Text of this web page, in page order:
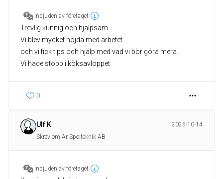
Inbjuden av företaget
Trevlig kunnig och hjälpsam
Vi blev mycket nöjda med arbetet
och vi fick tips och hjälp med vad vi bör göra mera.
Vi hade stopp i köksavloppet
0
Ulf K
2025-10-14
Skrev om Ar Spolteknik AB
Inbjuden av företaget